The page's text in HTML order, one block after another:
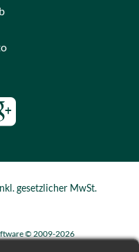
gesetzlicher MwSt.
© 2009-2026